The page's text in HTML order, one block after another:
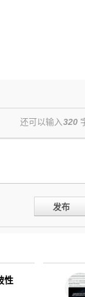
还可以输入320
发布
性